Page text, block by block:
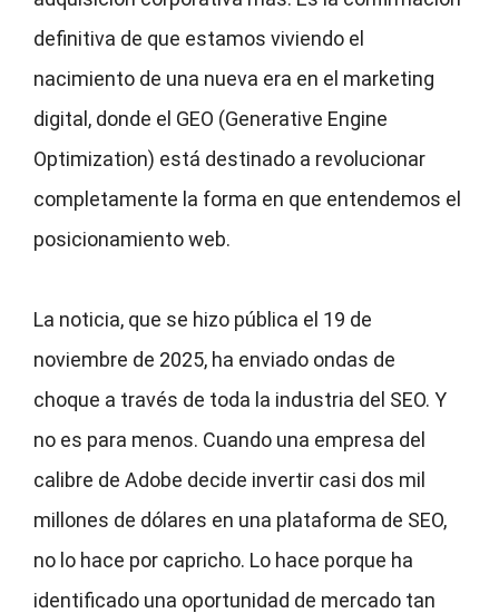
definitiva de que estamos viviendo el
nacimiento de una nueva era en el marketing
digital, donde el GEO (Generative Engine
Optimization) está destinado a revolucionar
completamente la forma en que entendemos el
posicionamiento web.
La noticia, que se hizo pública el 19 de
noviembre de 2025, ha enviado ondas de
choque a través de toda la industria del SEO. Y
no es para menos. Cuando una empresa del
calibre de Adobe decide invertir casi dos mil
millones de dólares en una plataforma de SEO,
no lo hace por capricho. Lo hace porque ha
identificado una oportunidad de mercado tan